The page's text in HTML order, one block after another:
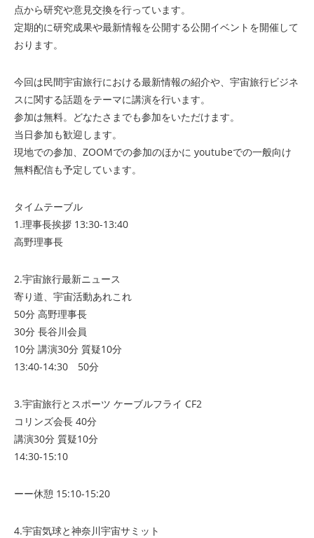
点から研究や意見交換を行っています。
定期的に研究成果や最新情報を公開する公開イベントを開催して
おります。
今回は民間宇宙旅行における最新情報の紹介や、宇宙旅行ビジネ
スに関する話題をテーマに講演を行います。
参加は無料。どなたさまでも参加をいただけます。
当日参加も歓迎します。
現地での参加、ZOOMでの参加のほかに youtubeでの一般向け
無料配信も予定しています。
タイムテーブル
1.理事長挨拶 13:30-13:40
高野理事長
2.宇宙旅行最新ニュース
寄り道、宇宙活動あれこれ
50分 高野理事長
30分 長谷川会員
10分 講演30分 質疑10分
13:40-14:30 50分
3.宇宙旅行とスポーツ ケーブルフライ CF2
コリンズ会長 40分
講演30分 質疑10分
14:30-15:10
ーー休憩 15:10-15:20
4.宇宙気球と神奈川宇宙サミット